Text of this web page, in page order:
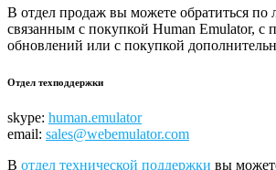
В отдел продаж вы можете обратиться
связанным с покупкой Human Emulator, с
обновлений или с покупкой
Отдел техподдержки
skype: human.emulator
email: sales@webemulator.com
В отдел технической поддержки вы